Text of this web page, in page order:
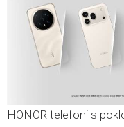
HONOR telefoni s